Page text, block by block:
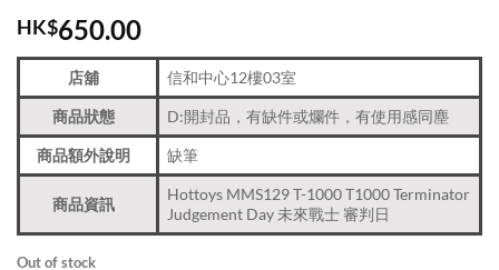
HK$650.00
店舖 信和中心12樓03室
商品狀態 D:開封品，有缺件或爛件，有使用感同塵
商品額外說明 缺筆
商品資訊
Hottoys MMS129 T-1000 T1000 Terminator
Judgement Day 未來戰士 審判日
Out of stock